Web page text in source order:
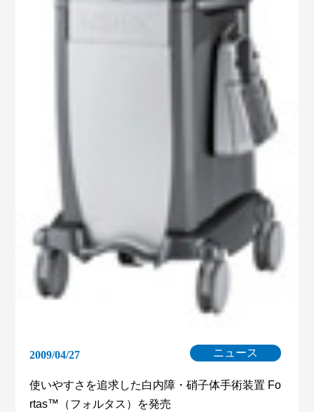
2009/04/27 ニュース
使いやすさを追求した白内障・硝子体手術装置 Fo
rtas™（フォルタス）を発売